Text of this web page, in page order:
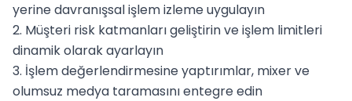
yerine davranışsal işlem izleme uygulayın
2. Müşteri risk katmanları geliştirin ve işlem limitleri
dinamik olarak ayarlayın
3. İşlem değerlendirmesine yaptırımlar, mixer ve
olumsuz medya taramasını entegre edin